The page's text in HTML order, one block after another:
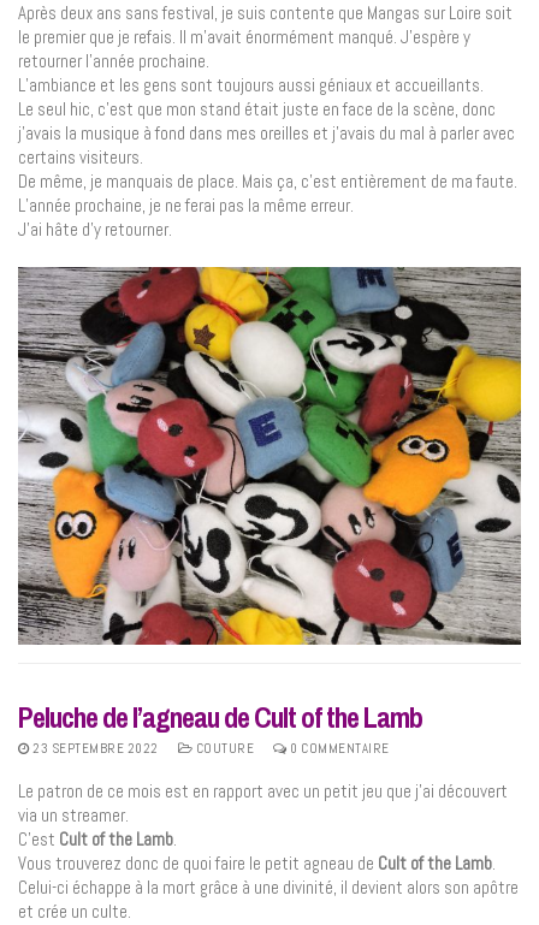
Après deux ans sans festival, je suis contente que Mangas sur Loire soit
le premier que je refais. Il m’avait énormément manqué. J’espère y
retourner l’année prochaine.
L’ambiance et les gens sont toujours aussi géniaux et accueillants.
Le seul hic, c’est que mon stand était juste en face de la scène, donc
j’avais la musique à fond dans mes oreilles et j’avais du mal à parler avec
certains visiteurs.
De même, je manquais de place. Mais ça, c’est entièrement de ma faute.
L’année prochaine, je ne ferai pas la même erreur.
J’ai hâte d’y retourner.
Peluche de l’agneau de Cult of the Lamb
23 SEPTEMBRE 2022 COUTURE 0 COMMENTAIRE
Le patron de ce mois est en rapport avec un petit jeu que j’ai découvert
via un streamer.
C’est Cult of the Lamb.
Vous trouverez donc de quoi faire le petit agneau de Cult of the Lamb.
Celui-ci échappe à la mort grâce à une divinité, il devient alors son apôtre
et crée un culte.